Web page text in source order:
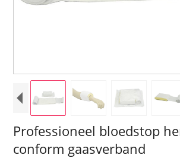
Professioneel bloedstop
conform gaasverband